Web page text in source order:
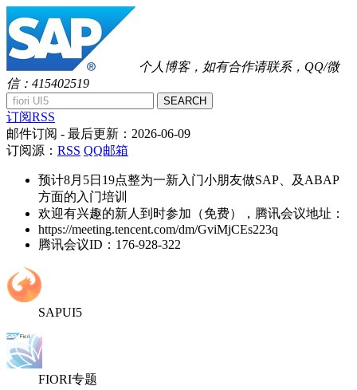
个人博客，如有合作请联系，QQ/微
信：415402519
SEARCH
订阅RSS
邮件订阅 - 最后更新： 2026-06-09
订阅源： RSS QQ邮箱
预计8月5日19点整为一新入门小朋友做SAP、及ABAP
方面的入门培训
欢迎有兴趣的新人到时参加（免费），腾讯会议地址：
https://meeting.tencent.com/dm/GviMjCEs223q
腾讯会议ID：176-928-322
SAPUI5
FIORI专题